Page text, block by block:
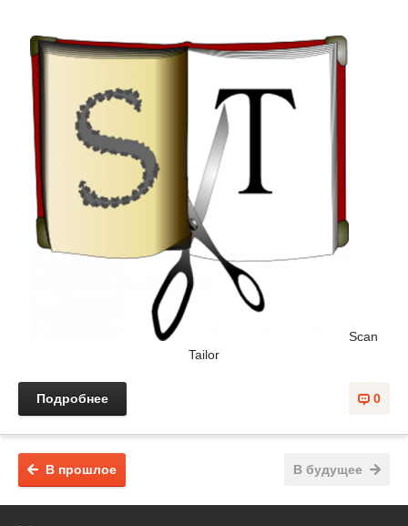
Scan
Tailor
0
Подробнее
В будущее
В прошлое